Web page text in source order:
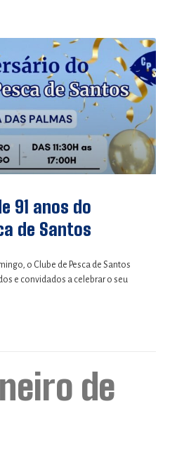
91 anos do
de Santos
o Clube de Pesca de Santos
e convidados a celebrar o seu
de